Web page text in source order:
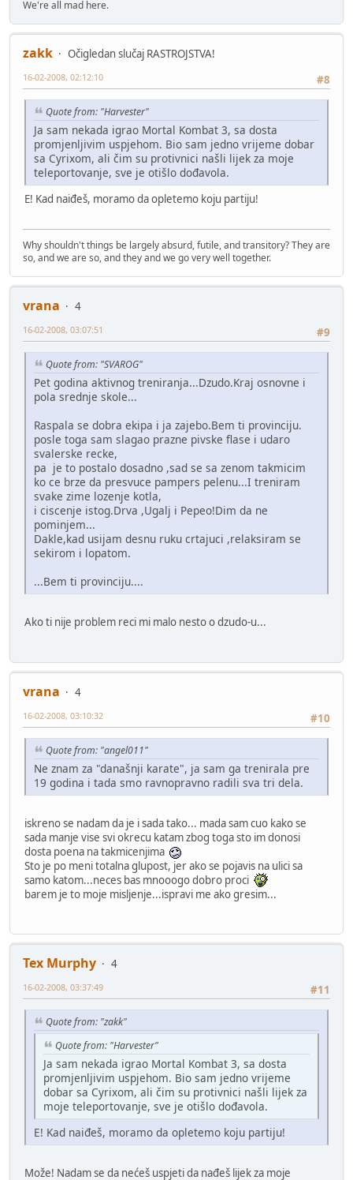
We're all mad here.
zakk
Očigledan slučaj RASTROJSTVA!
#8
16-02-2008, 02:12:10
Quote from: "Harvester"
Ja sam nekada igrao Mortal Kombat 3, sa dosta
promjenljivim uspjehom. Bio sam jedno vrijeme dobar
sa Cyrixom, ali čim su protivnici našli lijek za moje
teleportovanje, sve je otišlo dođavola.
E! Kad naiđeš, moramo da opletemo koju partiju!
Why shouldn't things be largely absurd, futile, and transitory? They are
so, and we are so, and they and we go very well together.
vrana
4
#9
16-02-2008, 03:07:51
Quote from: "SVAROG"
Pet godina aktivnog treniranja...Dzudo.Kraj osnovne i
pola srednje skole...
Raspala se dobra ekipa i ja zajebo.Bem ti provinciju.
posle toga sam slagao prazne pivske flase i udaro
svalerske recke,
pa je to postalo dosadno ,sad se sa zenom takmicim
ko ce brze da presvuce pampers pelenu...I treniram
svake zime lozenje kotla,
i ciscenje istog.Drva ,Ugalj i Pepeo!Dim da ne
pominjem...
Dakle,kad usijam desnu ruku crtajuci ,relaksiram se
sekirom i lopatom.
...Bem ti provinciju....
Ako ti nije problem reci mi malo nesto o dzudo-u...
vrana
4
#10
16-02-2008, 03:10:32
Quote from: "angel011"
Ne znam za "današnji karate", ja sam ga trenirala pre
19 godina i tada smo ravnopravno radili sva tri dela.
iskreno se nadam da je i sada tako... mada sam cuo kako se
sada manje vise svi okrecu katam zbog toga sto im donosi
dosta poena na takmicenjima
Sto je po meni totalna glupost, jer ako se pojavis na ulici sa
samo katom...neces bas mnooogo dobro proci
barem je to moje misljenje...ispravi me ako gresim...
Tex Murphy
4
#11
16-02-2008, 03:37:49
Quote from: "zakk"
Quote from: "Harvester"
Ja sam nekada igrao Mortal Kombat 3, sa dosta
promjenljivim uspjehom. Bio sam jedno vrijeme
dobar sa Cyrixom, ali čim su protivnici našli lijek za
moje teleportovanje, sve je otišlo dođavola.
E! Kad naiđeš, moramo da opletemo koju partiju!
Može! Nadam se da nećeš uspjeti da nađeš lijek za moje